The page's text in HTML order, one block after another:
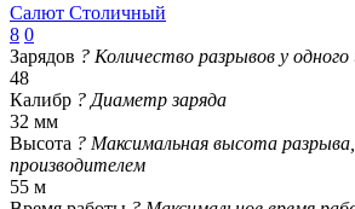
Салют Столичный
8 0
Зарядов ? Количество разрывов у одного
48
Калибр ? Диаметр заряда
32 мм
Высота ? Максимальная высота разрыва,
производителем
55 м